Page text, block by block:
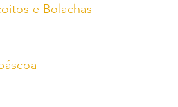
e Bolachas